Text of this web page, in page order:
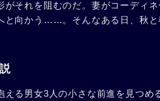
がそれを阻むのだ。妻がコーディ
と向かう……。そんなある日、秋と
える男女3人の小さな前進を見つめ